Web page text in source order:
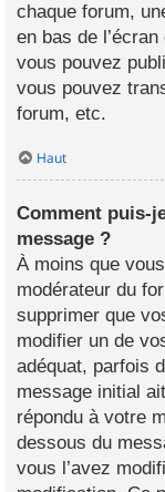
chaque forum,
en bas de
vous pouvez
vous pouvez
forum, etc.
Haut
Comment puis-
message ?
À moins que
modérateur du
supprimer que
modifier un de
adéquat, parfois
message initial
répondu à votre
dessous du
vous l’avez